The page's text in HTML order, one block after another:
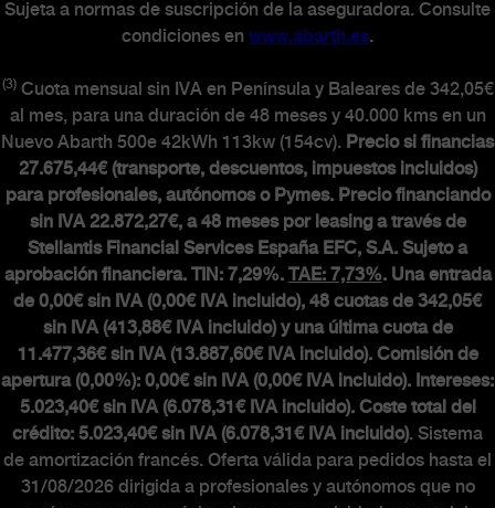
Sujeta a normas de suscripción de la aseguradora. Consulte
condiciones en www.abarth.es.
(3)Cuota mensual sin IVA en Península y Baleares de 342,05€
al mes, para una duración de 48 meses y 40.000 kms en un
Nuevo Abarth 500e 42kWh 113kw (154cv). Precio si financias
27.675,44€ (transporte, descuentos, impuestos incluidos)
para profesionales, autónomos o Pymes. Precio financiando
sin IVA 22.872,27€, a 48 meses por leasing a través de
Stellantis Financial Services España EFC, S.A. Sujeto a
aprobación financiera. TIN: 7,29%. TAE: 7,73%. Una entrada
de 0,00€ sin IVA (0,00€ IVA incluido), 48 cuotas de 342,05€
sin IVA (413,88€ IVA incluido) y una última cuota de
11.477,36€ sin IVA (13.887,60€ IVA incluido). Comisión de
apertura (0,00%): 0,00€ sin IVA (0,00€ IVA incluido). Intereses:
5.023,40€ sin IVA (6.078,31€ IVA incluido). Coste total del
crédito: 5.023,40€ sin IVA (6.078,31€ IVA incluido). Sistema
de amortización francés. Oferta válida para pedidos hasta el
31/08/2026 dirigida a profesionales y autónomos que no